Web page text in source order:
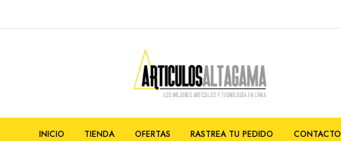
INICIO TIENDA OFERTAS RASTREA TU PEDIDO CONTACTO